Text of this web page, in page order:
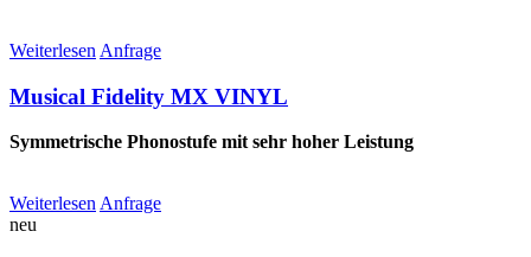
Weiterlesen Anfrage
Musical Fidelity MX VINYL
Symmetrische Phonostufe mit sehr hoher Leistung
Weiterlesen Anfrage
neu